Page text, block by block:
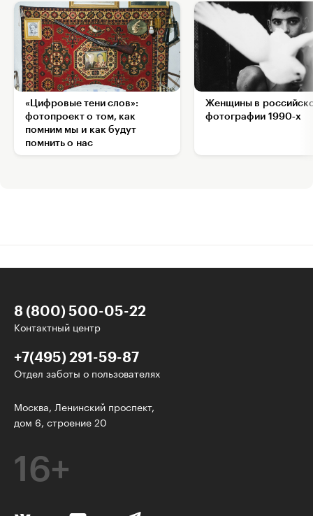
«Цифровые тени слов»:
фотопроект о том, как
помним мы и как будут
помнить о нас
Женщины в
фотографии 1990‑х
8 (800) 500-05-22
Контактный центр
+7(495) 291-59-87
Отдел заботы о пользователях
Москва, Ленинский проспект,
дом 6, строение 20
16+
Интересное - на почту!
Выберите тему рассылки
Дизайн
Программирование